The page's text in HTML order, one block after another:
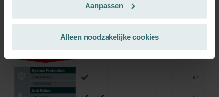
Zehnder Group België nv/sa: Déclarations de confidentialité
Zehnder Group Czech Republic s.r.o.: Zásady ochrany
Zehnder Group France: Protection des données
Zehnder Group Italia S.r.l.: Privacy
Zehnder Group İç Mekan İklimlendirme Sanayi ve Ticaret
Limitet Şirketi: Web Sitesi Çerezleri
Aanpassen
Alleen noodzakelijke cookies